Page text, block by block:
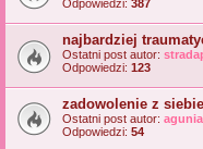
Odpowiedzi: 387
najbardziej
Ostatni post autor:
Odpowiedzi: 123
zadowolenie z
Ostatni post autor:
Odpowiedzi: 54